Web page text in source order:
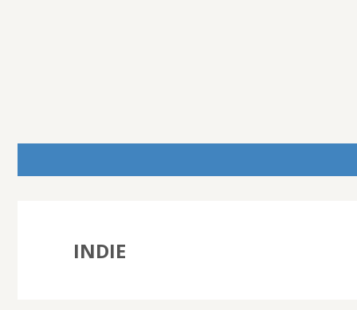
INDIE